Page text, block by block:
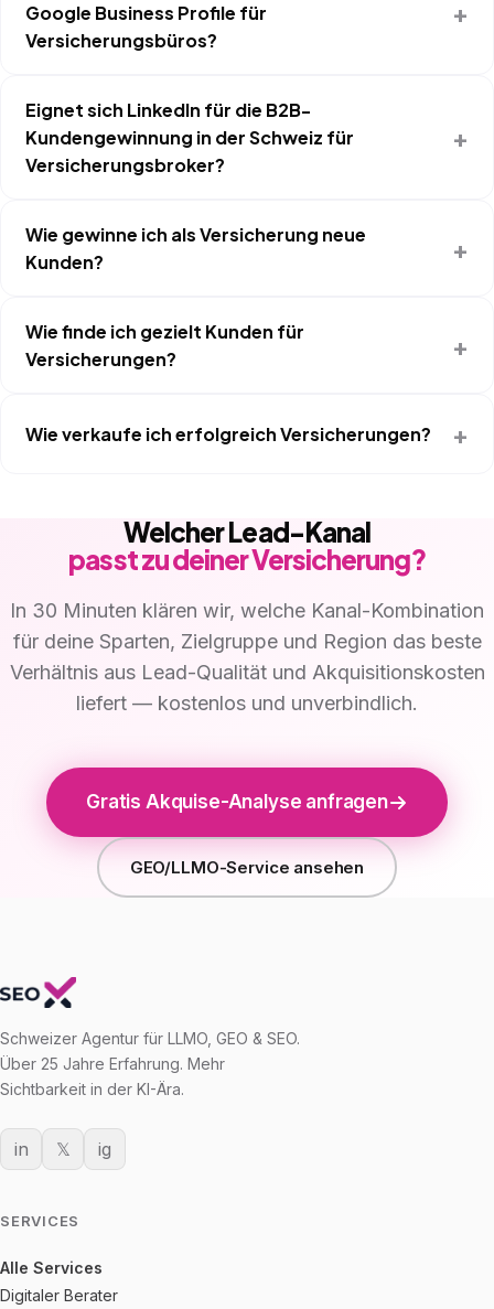
Google Business Profile für
Versicherungsbüros?
Eignet sich LinkedIn für die B2B-
Kundengewinnung in der Schweiz für
Versicherungsbroker?
Wie gewinne ich als Versicherung neue
Kunden?
Wie finde ich gezielt Kunden für
Versicherungen?
Wie verkaufe ich erfolgreich Versicherungen?
Welcher Lead-Kanal
passt zu deiner Versicherung?
In 30 Minuten klären wir, welche Kanal-Kombination
für deine Sparten, Zielgruppe und Region das beste
Verhältnis aus Lead-Qualität und Akquisitionskosten
liefert — kostenlos und unverbindlich.
Gratis Akquise-Analyse anfragen
GEO/LLMO-Service ansehen
Schweizer Agentur für LLMO, GEO & SEO.
Über 25 Jahre Erfahrung. Mehr
Sichtbarkeit in der KI-Ära.
in 𝕏 ig
SERVICES
Alle Services
Digitaler Berater